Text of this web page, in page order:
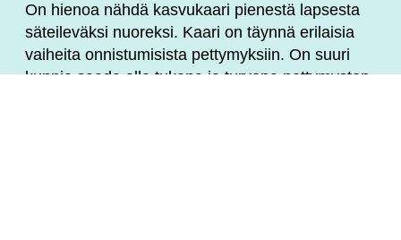
On hienoa nähdä kasvukaari pienestä lapsesta
säteileväksi nuoreksi. Kaari on täynnä erilaisia
vaiheita onnistumisista pettymyksiin. On suuri
kunnia saada olla tukena ja turvana pettymysten